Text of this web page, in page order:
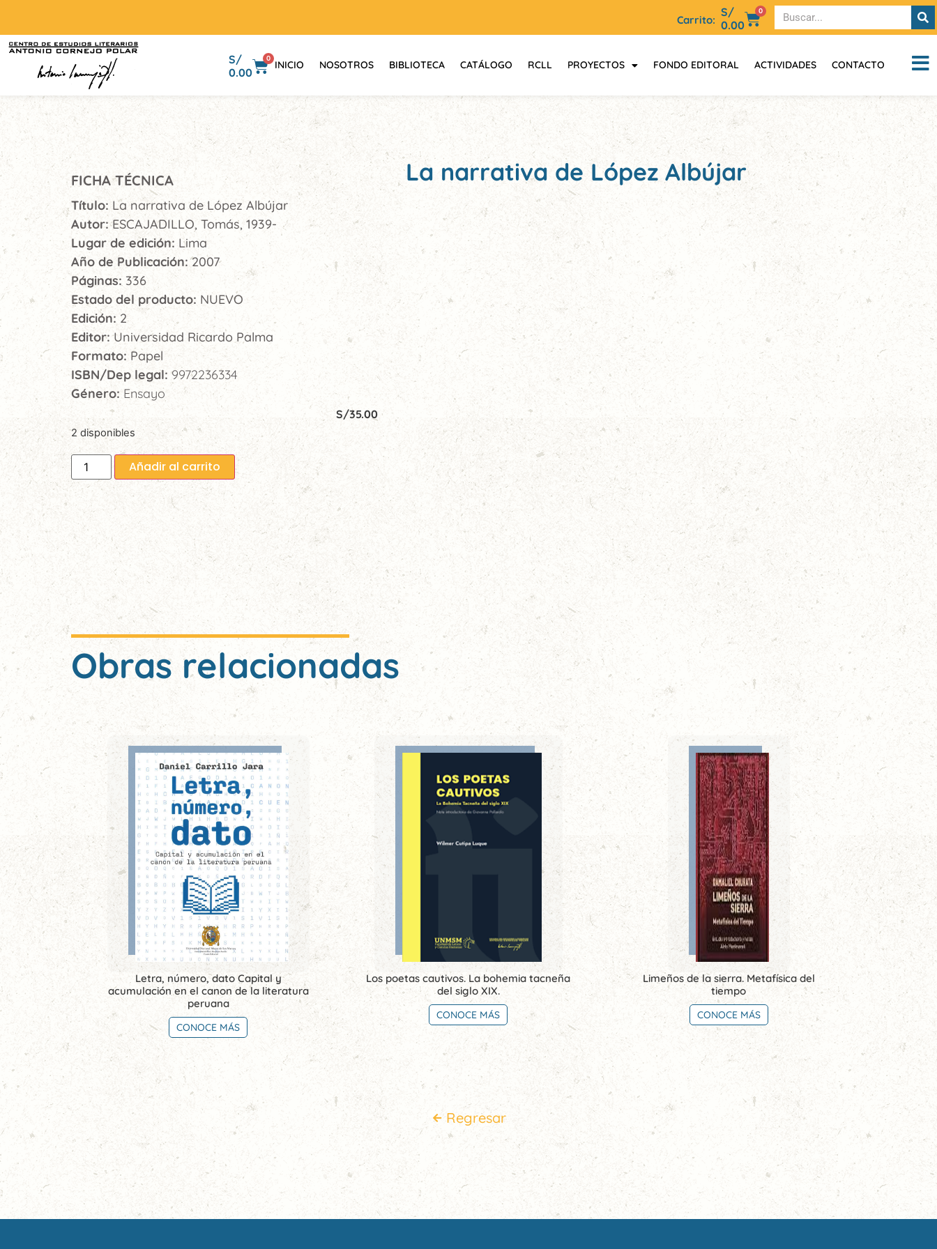
Carrito:
S/
0.00
0
S/
0.00
0
INICIO NOSOTROS BIBLIOTECA CATÁLOGO RCLL PROYECTOS FONDO EDITORAL ACTIVIDADES CONTACTO
FICHA TÉCNICA
Título: La narrativa de López Albújar
Autor:ESCAJADILLO, Tomás, 1939-
Lugar de edición: Lima
Año de Publicación:2007
Páginas: 336
Estado del producto: NUEVO
Edición: 2
Editor:Universidad Ricardo Palma
Formato: Papel
ISBN/Dep legal:9972236334
Género: Ensayo
S/35.00
2 disponibles
Añadir al carrito
La narrativa de López Albújar
Obras relacionadas
Letra, número, dato Capital y
acumulación en el canon de la literatura
peruana
CONOCE MÁS
Los poetas cautivos. La bohemia tacneña
del siglo XIX.
CONOCE MÁS
Limeños de la sierra. Metafísica del
tiempo
CONOCE MÁS
Regresar